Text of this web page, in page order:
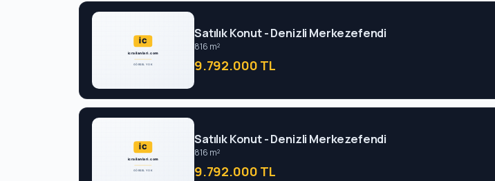
Satılık Konut - Denizli Merkezefendi
816 m²
9.792.000 TL
Satılık Konut - Denizli Merkezefendi
816 m²
9.792.000 TL